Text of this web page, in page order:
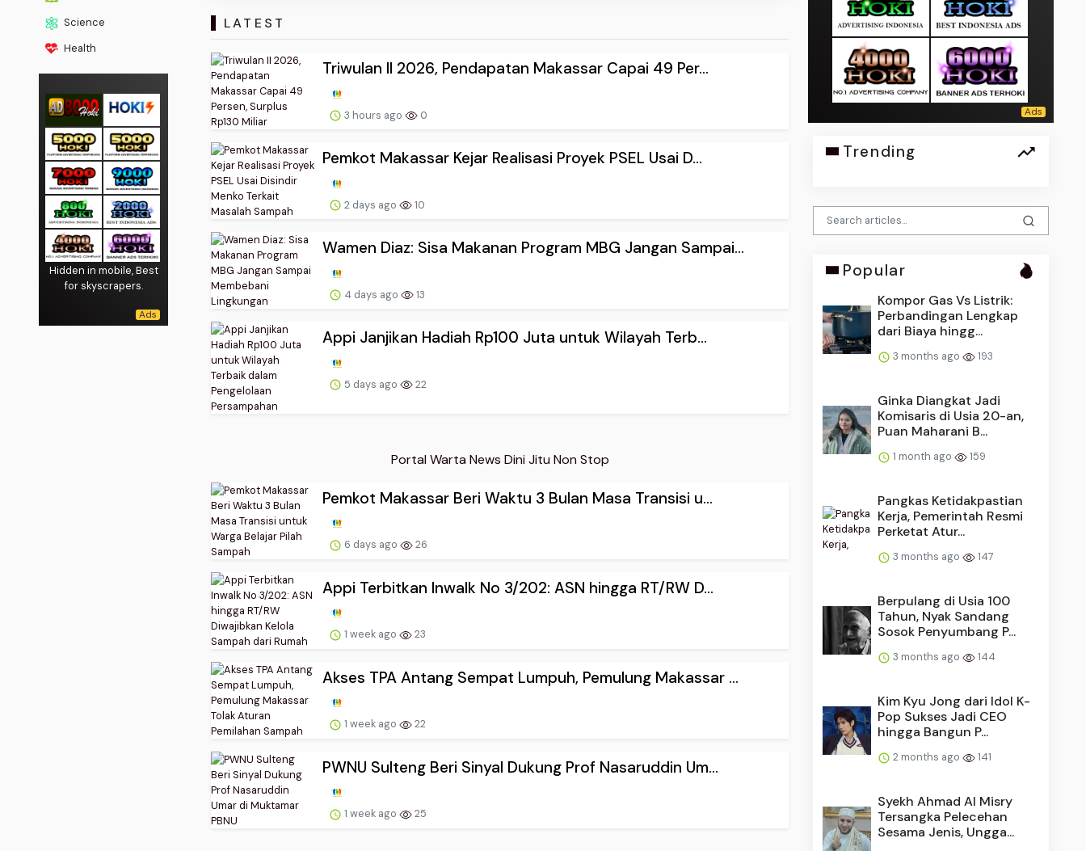
Science
Health
Hidden in mobile, Best
for skyscrapers.
LATEST
Triwulan II 2026, Pendapatan Makassar Capai 49 Per...
3 hours ago 0
Pemkot Makassar Kejar Realisasi Proyek PSEL Usai D...
2 days ago 10
Wamen Diaz: Sisa Makanan Program MBG Jangan Sampai...
4 days ago 13
Appi Janjikan Hadiah Rp100 Juta untuk Wilayah Terb...
5 days ago 22
Portal Warta News Dini Jitu Non Stop
Pemkot Makassar Beri Waktu 3 Bulan Masa Transisi u...
6 days ago 26
Appi Terbitkan Inwalk No 3/202: ASN hingga RT/RW D...
1 week ago 23
Akses TPA Antang Sempat Lumpuh, Pemulung Makassar ...
1 week ago 22
PWNU Sulteng Beri Sinyal Dukung Prof Nasaruddin Um...
1 week ago 25
Trending
Popular
Kompor Gas Vs Listrik:
Perbandingan Lengkap
dari Biaya hingg...
3 months ago 193
Ginka Diangkat Jadi
Komisaris di Usia 20-an,
Puan Maharani B...
1 month ago 159
Pangkas Ketidakpastian
Kerja, Pemerintah Resmi
Perketat Atur...
3 months ago 147
Berpulang di Usia 100
Tahun, Nyak Sandang
Sosok Penyumbang P...
3 months ago 144
Kim Kyu Jong dari Idol K-
Pop Sukses Jadi CEO
hingga Bangun P...
2 months ago 141
Syekh Ahmad Al Misry
Tersangka Pelecehan
Sesama Jenis, Ungga...